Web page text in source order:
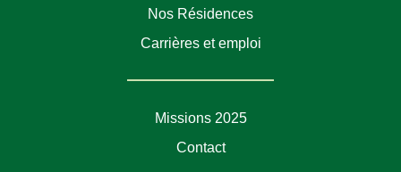
Nos Résidences
Carrières et emploi
Missions 2025
Contact